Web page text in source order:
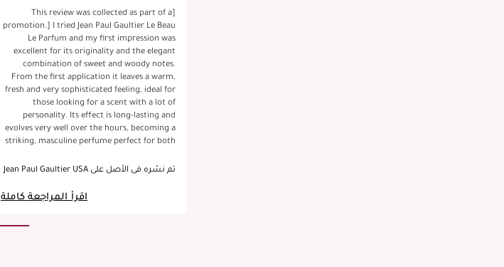
[This review was collected as part of a
promotion.] I tried Jean Paul Gaultier Le Beau
Le Parfum and my first impression was
excellent for its originality and the elegant
combination of sweet and woody notes.
From the first application it leaves a warm,
fresh and very sophisticated feeling, ideal for
those looking for a scent with a lot of
personality. Its effect is long-lasting and
evolves very well over the hours, becoming a
striking, masculine perfume perfect for both
تم نشره في الأصل على Jean Paul Gaultier USA
اقرأ المراجعة كاملة